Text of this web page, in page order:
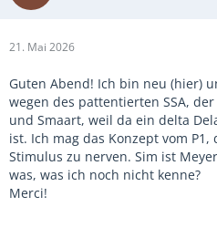
21. Mai 2026
Guten Abend! Ich bin neu (hier)
wegen des pattentierten SSA,
und Smaart, weil da ein delta
ist. Ich mag das Konzept vom
Stimulus zu nerven. Sim ist
was, was ich noch nicht kenne?
Merci!